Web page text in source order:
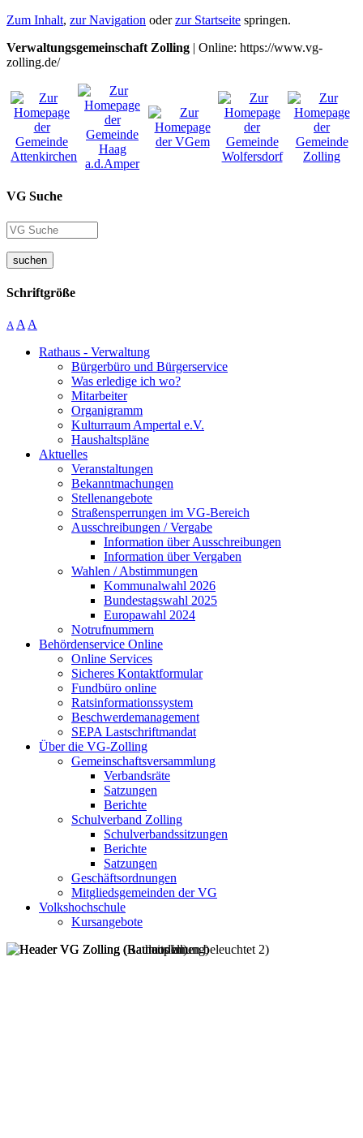
Zum Inhalt, zur Navigation oderzur Startseite springen.
Verwaltungsgemeinschaft Zolling | Online: https://www.vg-
zolling.de/
VG Suche
suchen
Schriftgröße
A A A
Rathaus - Verwaltung
Bürgerbüro und Bürgerservice
Was erledige ich wo?
Mitarbeiter
Organigramm
Kulturraum Ampertal e.V.
Haushaltspläne
Aktuelles
Veranstaltungen
Bekanntmachungen
Stellenangebote
Straßensperrungen im VG-Bereich
Ausschreibungen / Vergabe
Information über Ausschreibungen
Information über Vergaben
Wahlen / Abstimmungen
Kommunalwahl 2026
Bundestagswahl 2025
Europawahl 2024
Notrufnummern
Behördenservice Online
Online Services
Sicheres Kontaktformular
Fundbüro online
Ratsinformationssystem
Beschwerdemanagement
SEPA Lastschriftmandat
Über die VG-Zolling
Gemeinschaftsversammlung
Verbandsräte
Satzungen
Berichte
Schulverband Zolling
Schulverbandssitzungen
Berichte
Satzungen
Geschäftsordnungen
Mitgliedsgemeinden der VG
Volkshochschule
Kursangebote